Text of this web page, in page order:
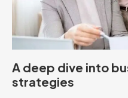
A deep dive into
strategies